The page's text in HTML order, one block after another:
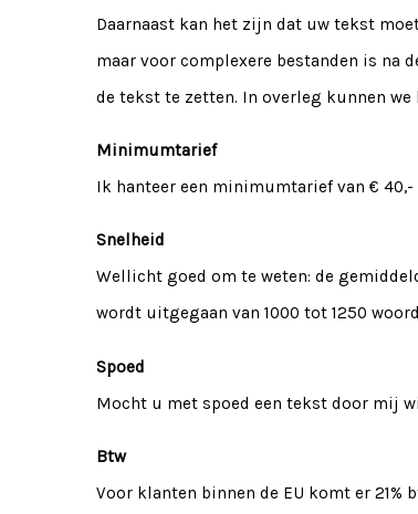
Daarnaast kan het zijn dat uw tekst
maar voor complexere bestanden is
de tekst te zetten. In overleg kunnen
Minimumtarief
Ik hanteer een minimumtarief van € 40,-
Snelheid
Wellicht goed om te weten: de
wordt uitgegaan van 1000 tot 1250
Spoed
Mocht u met spoed een tekst door mij
Btw
Voor klanten binnen de EU komt er